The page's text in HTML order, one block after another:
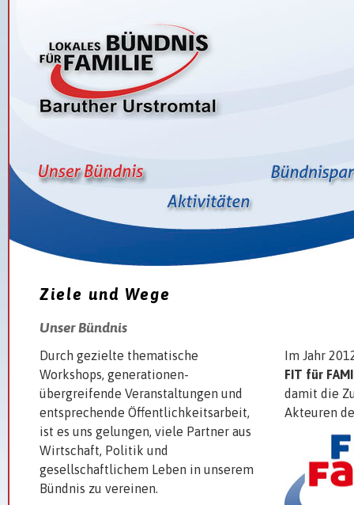
Ziele und Wege
Unser Bündnis
Durch gezielte thematische
Workshops, generationen­
übergreifende Veranstaltungen und
entsprechende Öffentlichkeitsarbeit,
ist es uns gelungen, viele Partner aus
Wirtschaft, Politik und
gesellschaftlichem Leben in unserem
Bündnis zu vereinen.
Im Jahr
FIT für
damit die
Akteuren